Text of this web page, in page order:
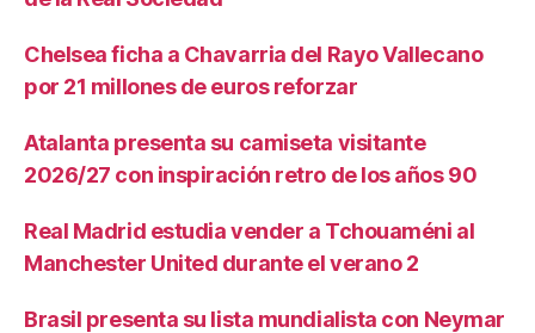
Chelsea ficha a Chavarria del Rayo Vallecano
por 21 millones de euros reforzar
Atalanta presenta su camiseta visitante
2026/27 con inspiración retro de los años 90
Real Madrid estudia vender a Tchouaméni al
Manchester United durante el verano 2
Brasil presenta su lista mundialista con Neymar